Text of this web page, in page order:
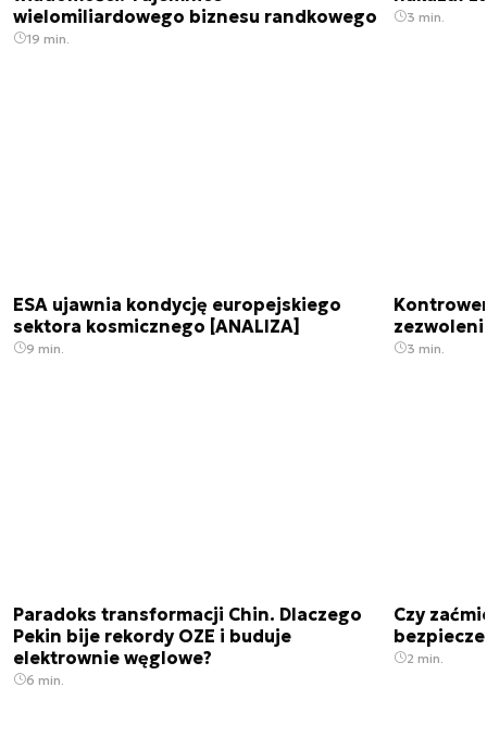
wielomiliardowego biznesu randkowego
19 min.
3 min.
ESA ujawnia kondycję europejskiego
sektora kosmicznego [ANALIZA]
9 min. 3 min.
Paradoks transformacji Chin. Dlaczego
Pekin bije rekordy OZE i buduje
elektrownie węglowe?
6 min.
Czy
2 min.